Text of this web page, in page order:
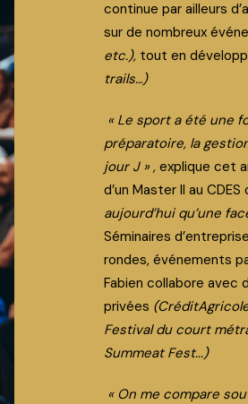
continue par ailleurs
sur de nombreux
etc.), tout en
trails…)
« Le sport a été une
préparatoire, la
jour J » , explique cet
d’un Master II au
aujourd’hui qu’une
Séminaires
rondes, événements
Fabien collabore avec
privées (CréditAgricole
Festival du court
Summeat Fest...)
« On me compare